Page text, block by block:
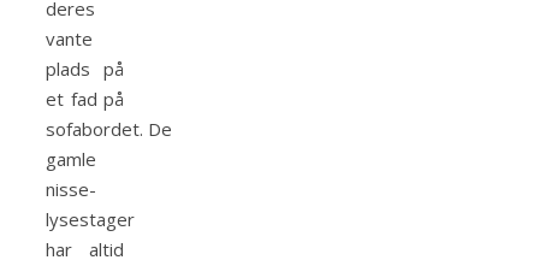
deres
vante
plads på
et fad på
sofabordet. De
gamle
nisse-
lysestager
har altid